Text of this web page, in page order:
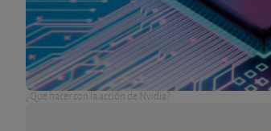
¿Qué hacer con la acción de Nvidia?